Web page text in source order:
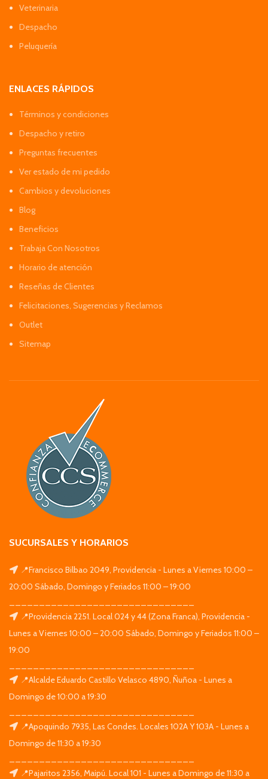
Veterinaria
Despacho
Peluquería
ENLACES RÁPIDOS
Términos y condiciones
Despacho y retiro
Preguntas frecuentes
Ver estado de mi pedido
Cambios y devoluciones
Blog
Beneficios
Trabaja Con Nosotros
Horario de atención
Reseñas de Clientes
Felicitaciones, Sugerencias y Reclamos
Outlet
Sitemap
SUCURSALES Y HORARIOS
📍Francisco Bilbao 2049, Providencia - Lunes a Viernes 10:00 –
20:00 Sábado, Domingo y Feriados 11:00 – 19:00
📍Providencia 2251. Local 024 y 44 (Zona Franca), Providencia -
Lunes a Viernes 10:00 – 20:00 Sábado, Domingo y Feriados 11:00 –
19:00
📍Alcalde Eduardo Castillo Velasco 4890, Ñuñoa - Lunes a
Domingo de 10:00 a 19:30
📍Apoquindo 7935, Las Condes. Locales 102A Y 103A - Lunes a
Domingo de 11:30 a 19:30
📍Pajaritos 2356, Maipú. Local 101 - Lunes a Domingo de 11:30 a